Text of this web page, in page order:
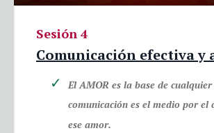
Sesión 4
Comunicación efectiva y
El AMOR es la base de
comunicación es el medio por el
ese amor.